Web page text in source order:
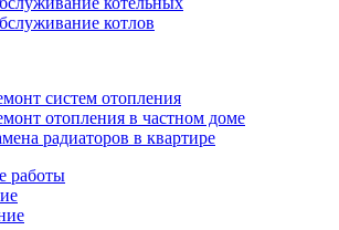
котлов
систем отопления
отопления в частном доме
радиаторов в квартире
работы